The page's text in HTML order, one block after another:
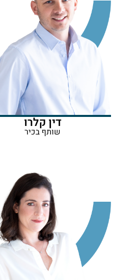
דין קלרו
שותף בכיר